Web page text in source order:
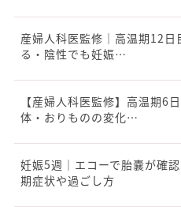
産婦人科医監修｜高温期12日
る・陰性でも妊娠…
【産婦人科医監修】高温期6
体・おりものの変化…
妊娠5週｜エコーで胎嚢が確
期症状や過ごし方